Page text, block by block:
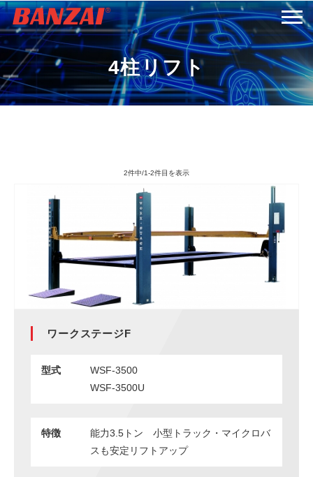
HOME
商品情報
採用情報
サービス＆サポート
お問い合わせ
ENGLISH 中文
4柱リフト
2件中/1-2件目を表示
ワークステージF
型式
WSF-3500
WSF-3500U
特徴
能力3.5トン 小型トラック・マイクロバ
スも安定リフトアップ